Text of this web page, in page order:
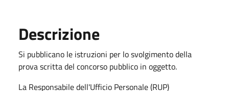
Descrizione
Si pubblicano le istruzioni per lo svolgimento della
prova scritta del concorso pubblico in oggetto.
La Responsabile dell'Ufficio Personale (RUP)